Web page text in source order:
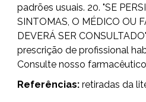
padrões usuais. 20. "SE
SINTOMAS, O MÉDICO OU
DEVERÁ SER
prescrição de profissional
Consulte nosso
Referências: retiradas da